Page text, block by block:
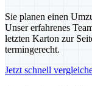
Sie planen einen
Unser erfahrenes
letzten Karton zur
termingerecht.
Jetzt schnell